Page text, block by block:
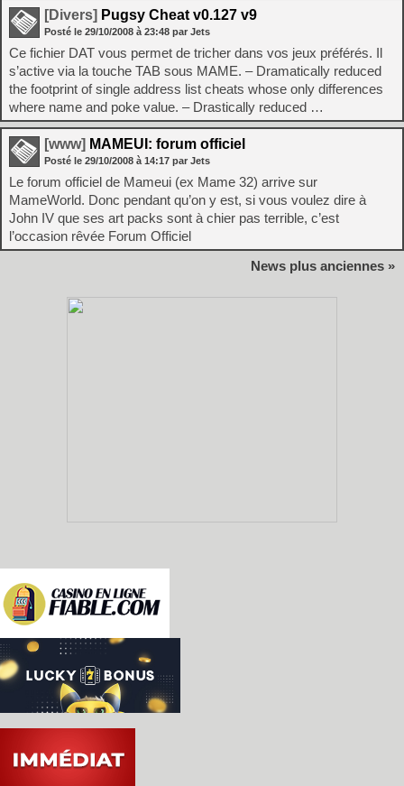
[Divers] Pugsy Cheat v0.127 v9
Posté le 29/10/2008 à 23:48 par Jets
Ce fichier DAT vous permet de tricher dans vos jeux préférés. Il
s’active via la touche TAB sous MAME. – Dramatically reduced
the footprint of single address list cheats whose only differences
where name and poke value. – Drastically reduced …
[www] MAMEUI: forum officiel
Posté le 29/10/2008 à 14:17 par Jets
Le forum officiel de Mameui (ex Mame 32) arrive sur
MameWorld. Donc pendant qu’on y est, si vous voulez dire à
John IV que ses art packs sont à chier pas terrible, c’est
l’occasion rêvée Forum Officiel
News plus anciennes »